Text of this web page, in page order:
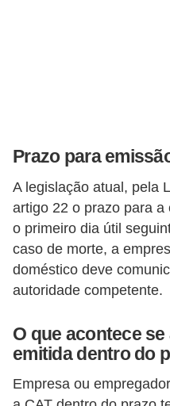
Prazo para
A legislação atual, pela
artigo 22 o prazo para a
o primeiro dia útil
caso de morte, a
doméstico deve
autoridade competente.
O que acontece
emitida dentro do
Empresa ou
L
e
g
i
s
ç
ã
o
t